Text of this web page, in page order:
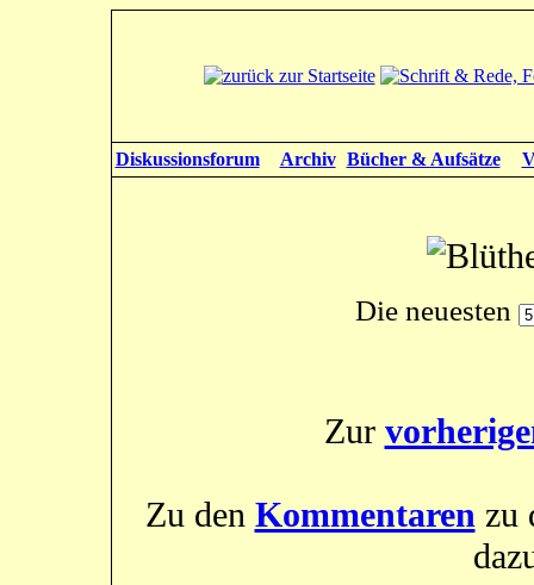
Diskussionsforum Archiv Bücher & Aufsätze
Die neuesten
Zur
Zu den Kommentarenzu